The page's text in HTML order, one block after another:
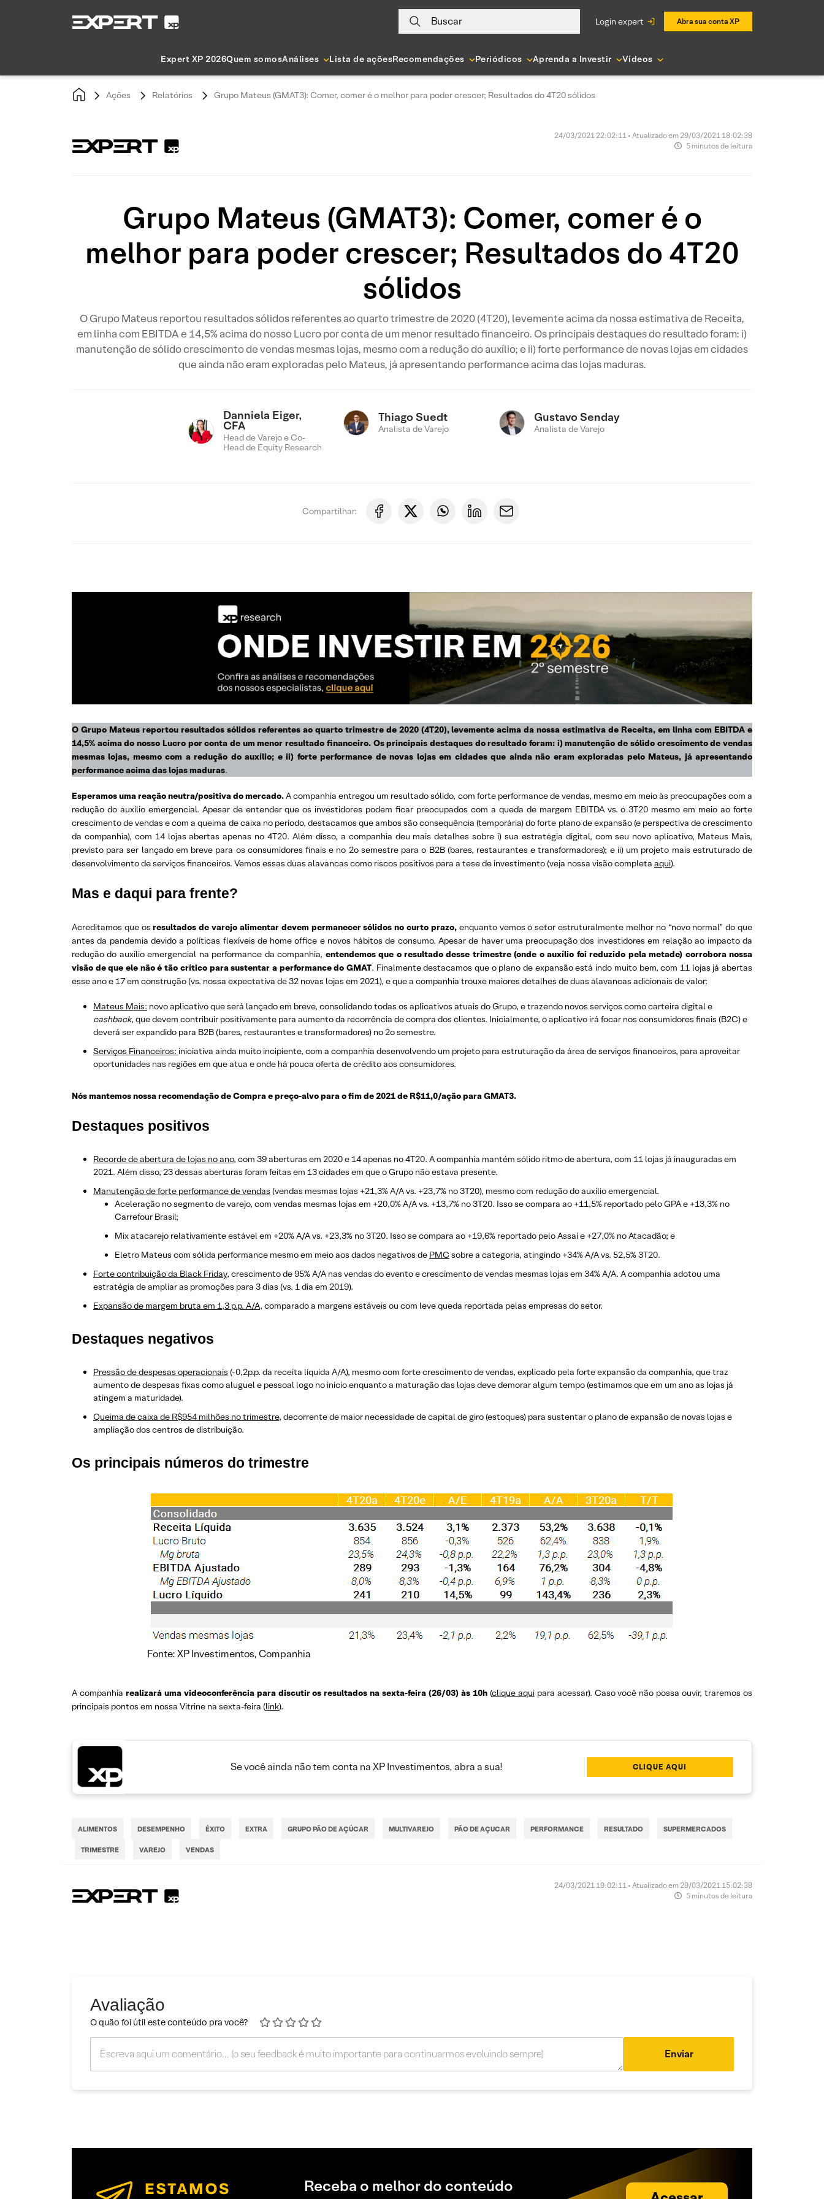
Buscar login expert Abra sua conta XP
Expert XP 2026Quem somosAnálises Lista de açõesRecomendações Periódicos Aprenda a Investir Vídeos
Ações Relatórios Grupo Mateus (GMAT3): Comer, comer é o melhor para poder crescer; Resultados do 4T20 sólidos
24/03/2021 22:02:11 • Atualizado em 29/03/2021 18:02:38
5 minutos de leitura
Grupo Mateus (GMAT3): Comer, comer é o
melhor para poder crescer; Resultados do 4T20
sólidos
O Grupo Mateus reportou resultados sólidos referentes ao quarto trimestre de 2020 (4T20), levemente acima da nossa estimativa de Receita,
em linha com EBITDA e 14,5% acima do nosso Lucro por conta de um menor resultado financeiro. Os principais destaques do resultado foram: i)
manutenção de sólido crescimento de vendas mesmas lojas, mesmo com a redução do auxílio; e ii) forte performance de novas lojas em cidades
que ainda não eram exploradas pelo Mateus, já apresentando performance acima das lojas maduras.
Danniela Eiger,
CFA
Head de Varejo e Co-
Head de Equity Research
Thiago Suedt
Analista de Varejo
Gustavo Senday
Analista de Varejo
Compartilhar:
O Grupo Mateus reportou resultados sólidos referentes ao quarto trimestre de 2020 (4T20), levemente acima da nossa estimativa de Receita, em linha com EBITDA e
14,5% acima do nosso Lucro por conta de um menor resultado financeiro. Osprincipais destaques do resultado foram: i) manutenção de sólido crescimento de vendas
mesmas lojas, mesmo com a redução do auxílio; e ii) forte performance de novas lojas em cidades que ainda não eram exploradas pelo Mateus, já apresentando
performance acima das lojas maduras.
Esperamos uma reação neutra/positiva do mercado.A companhia entregou um resultado sólido, com forte performance de vendas, mesmo em meio às preocupações com a
redução do auxílio emergencial. Apesar de entender que os investidores podem ficar preocupados com a queda de margem EBITDA vs. o 3T20 mesmo em meio ao forte
crescimento de vendas e com a queima de caixa no período, destacamos que ambos são consequência (temporária) do forte plano de expansão (e perspectiva de crescimento
da companhia), com 14 lojas abertas apenas no 4T20. Além disso, a companhia deu mais detalhes sobre i) sua estratégia digital, com seu novo aplicativo, Mateus Mais,
previsto para ser lançado em breve para os consumidores finais e no 2o semestre para o B2B (bares, restaurantes e transformadores); e ii) um projeto mais estruturado de
desenvolvimento de serviços financeiros. Vemos essas duas alavancas como riscos positivos para a tese de investimento (veja nossa visão completa aqui).
Mas e daqui para frente?
Acreditamos que osresultados de varejo alimentar devem permanecer sólidos no curto prazo, enquanto vemos o setor estruturalmente melhor no “novo normal” do que
antes da pandemia devido a políticas flexíveis de home office e novos hábitos de consumo. Apesar de haver uma preocupação dos investidores em relação ao impacto da
redução do auxílio emergencial na performance da companhia, entendemos que o resultado desse trimestre (onde o auxílio foi reduzido pela metade) corrobora nossa
visão de que ele não é tão crítico para sustentar a performance do GMAT. Finalmente destacamos que o plano de expansão está indo muito bem, com 11 lojas já abertas
esse ano e 17 em construção (vs. nossa expectativa de 32 novas lojas em 2021), e que a companhia trouxe maiores detalhes de duas alavancas adicionais de valor:
Mateus Mais: novo aplicativo que será lançado em breve, consolidando todas os aplicativos atuais do Grupo, e trazendo novos serviços como carteira digital e
cashback, que devem contribuir positivamente para aumento da recorrência de compra dos clientes. Inicialmente, o aplicativo irá focar nos consumidores finais (B2C) e
deverá ser expandido para B2B (bares, restaurantes e transformadores) no 2o semestre.
Serviços Financeiros: iniciativa ainda muito incipiente, com a companhia desenvolvendo um projeto para estruturação da área de serviços financeiros, para aproveitar
oportunidades nas regiões em que atua e onde há pouca oferta de crédito aos consumidores.
Nós mantemos nossa recomendação de Compra e preço-alvo para o fim de 2021 de R$11,0/ação para GMAT3.
Destaques positivos
Recorde de abertura de lojas no ano, com 39 aberturas em 2020 e 14 apenas no 4T20. A companhia mantém sólido ritmo de abertura, com 11 lojas já inauguradas em
2021. Além disso, 23 dessas aberturas foram feitas em 13 cidades em que o Grupo não estava presente.
Manutenção de forte performance de vendas (vendas mesmas lojas +21,3% A/A vs. +23,7% no 3T20), mesmo com redução do auxílio emergencial.
Aceleração no segmento de varejo, com vendas mesmas lojas em +20,0% A/A vs. +13,7% no 3T20. Isso se compara ao +11,5% reportado pelo GPA e +13,3% no
Carrefour Brasil;
Mix atacarejo relativamente estável em +20% A/A vs. +23,3% no 3T20. Isso se compara ao +19,6% reportado pelo Assaí e +27,0% no Atacadão; e
Eletro Mateus com sólida performance mesmo em meio aos dados negativos de PMCsobre a categoria, atingindo +34% A/A vs. 52,5% 3T20.
Forte contribuição da Black Friday, crescimento de 95% A/A nas vendas do evento e crescimento de vendas mesmas lojas em 34% A/A. A companhia adotou uma
estratégia de ampliar as promoções para 3 dias (vs. 1 dia em 2019).
Expansão de margem bruta em 1,3 p.p. A/A, comparado a margens estáveis ou com leve queda reportada pelas empresas do setor.
Destaques negativos
Pressão de despesas operacionais (-0,2p.p. da receita líquida A/A), mesmo com forte crescimento de vendas, explicado pela forte expansão da companhia, que traz
aumento de despesas fixas como aluguel e pessoal logo no início enquanto a maturação das lojas deve demorar algum tempo (estimamos que em um ano as lojas já
atingem a maturidade).
Queima de caixa de R$954 milhões no trimestre, decorrente de maior necessidade de capital de giro (estoques) para sustentar o plano de expansão de novas lojas e
ampliação dos centros de distribuição.
Os principais números do trimestre
Fonte: XP Investimentos, Companhia
A companhia realizará uma videoconferência para discutir os resultados na sexta-feira (26/03) às 10h(clique aquipara acessar). Caso você não possa ouvir, traremos os
principais pontos em nossa Vitrine na sexta-feira (link).
Se você ainda não tem conta na XP Investimentos, abra a sua! CLIQUE AQUI
ALIMENTOS DESEMPENHO ÉXITO EXTRA GRUPO PÃO DE AÇÚCAR MULTIVAREJO PÃO DE AÇUCAR PERFORMANCE RESULTADO SUPERMERCADOS
TRIMESTRE VAREJO VENDAS
24/03/2021 19:02:11 • Atualizado em 29/03/2021 15:02:38
5 minutos de leitura
Avaliação
O quão foi útil este conteúdo pra você?
Enviar
Receba o melhor do conteúdo